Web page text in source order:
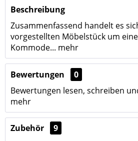
Beschreibung
Zusammenfassend handelt es
vorgestellten Möbelstück um
Kommode... mehr
Bewertungen
0
Bewertungen lesen, schreiben
mehr
Zubehör 9